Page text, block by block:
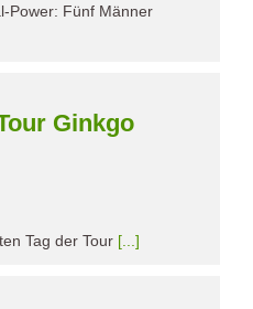
Power: Fünf Männer
Ginkgo
Tag der Tour [...]